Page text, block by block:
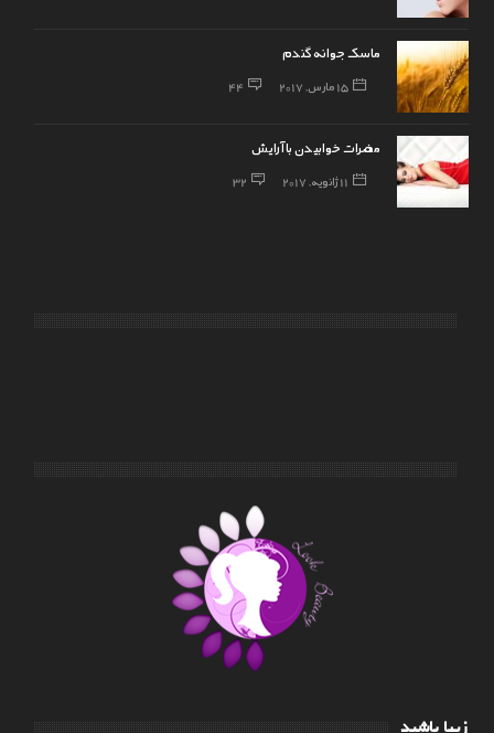
ماسک جوانه گندم
15 مارس, 2017 44
مضرات خوابیدن با آرایش
11 ژانویه, 2017 32
زیبا باشید